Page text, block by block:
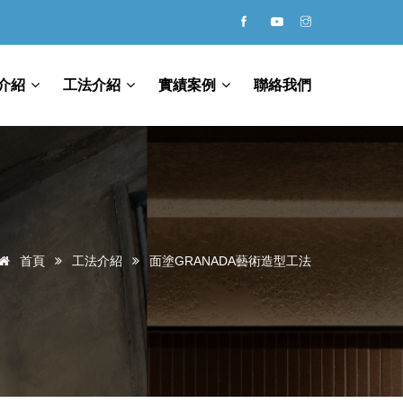
紹 工法介紹 實績案例 聯絡我們
首頁 工法介紹 面塗GRANADA藝術造型工法